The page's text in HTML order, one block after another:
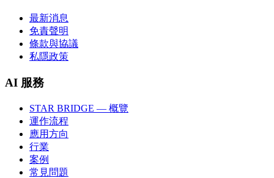
最新消息
免責聲明
條款與協議
私隱政策
AI 服務
STAR BRIDGE — 概覽
運作流程
應用方向
行業
案例
常見問題